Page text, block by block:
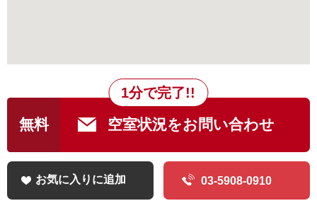
無料 空室状況をお問い合わせ
1分で完了!!
お気に入りに追加 03-5908-0910